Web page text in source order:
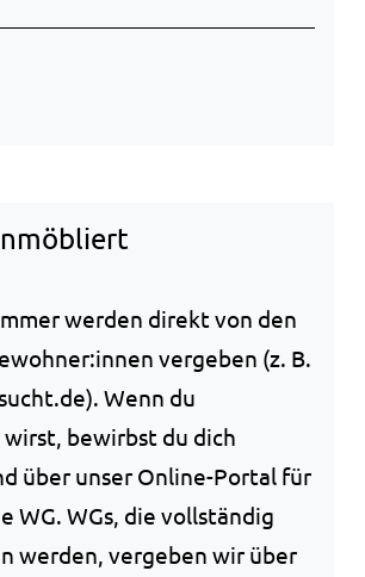
werden direkt von den
vergeben (z. B.
Wenn du
bewirbst du dich
über unser Online-Portal für
WG. WGs, die vollständig
werden, vergeben wir über